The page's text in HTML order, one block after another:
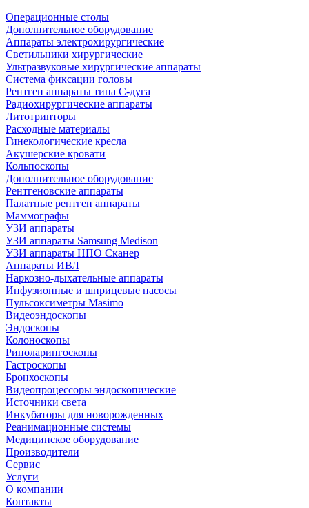
Операционные столы
Дополнительное оборудование
Аппараты электрохирургические
Светильники хирургические
Ультразвуковые хирургические аппараты
Система фиксации головы
Рентген аппараты типа С-дуга
Радиохирургические аппараты
Литотрипторы
Расходные материалы
Гинекологические кресла
Акушерские кровати
Кольпоскопы
Дополнительное оборудование
Рентгеновские аппараты
Палатные рентген аппараты
Маммографы
УЗИ аппараты
УЗИ аппараты Samsung Medison
УЗИ аппараты НПО Сканер
Аппараты ИВЛ
Наркозно-дыхательные аппараты
Инфузионные и шприцевые насосы
Пульсоксиметры Masimo
Видеоэндоскопы
Эндоскопы
Колоноскопы
Риноларингоскопы
Гастроскопы
Бронхоскопы
Видеопроцессоры эндоскопические
Источники света
Инкубаторы для новорожденных
Реанимационные системы
Медицинское оборудование
Производители
Сервис
Услуги
О компании
Контакты